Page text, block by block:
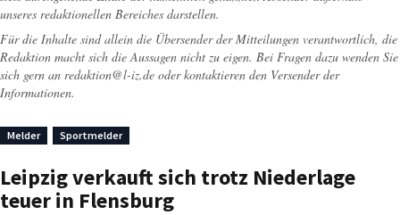
unseres redaktionellen Bereiches darstellen.
Für die Inhalte sind allein die Übersender der Mitteilungen verantwortlich, die
Redaktion macht sich die Aussagen nicht zu eigen. Bei Fragen dazu wenden Sie
sich gern an redaktion@l-iz.de oder kontaktieren den Versender der
Informationen.
Melder Sportmelder
Leipzig verkauft sich trotz Niederlage
teuer in Flensburg